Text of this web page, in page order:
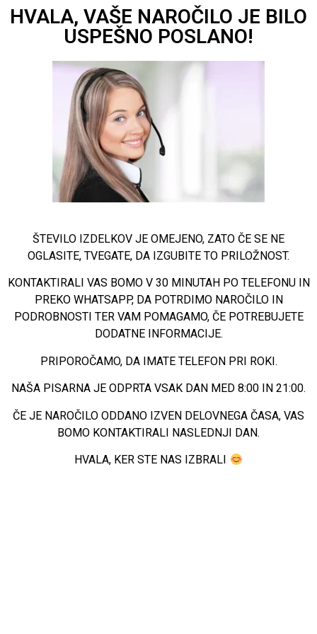
HVALA, VAŠE NAROČILO JE BILO
USPEŠNO POSLANO!
ŠTEVILO IZDELKOV JE OMEJENO, ZATO ČE SE NE
OGLASITE, TVEGATE, DA IZGUBITE TO PRILOŽNOST.
KONTAKTIRALI VAS BOMO V 30 MINUTAH PO TELEFONU IN
PREKO WHATSAPP, DA POTRDIMO NAROČILO IN
PODROBNOSTI TER VAM POMAGAMO, ČE POTREBUJETE
DODATNE INFORMACIJE.
PRIPOROČAMO, DA IMATE TELEFON PRI ROKI.
NAŠA PISARNA JE ODPRTA VSAK DAN MED 8:00 IN 21:00.
ČE JE NAROČILO ODDANO IZVEN DELOVNEGA ČASA, VAS
BOMO KONTAKTIRALI NASLEDNJI DAN.
HVALA, KER STE NAS IZBRALI